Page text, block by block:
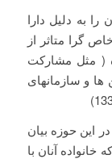
به دلیل دارا
گرا متاثر از
( مثل مشارکت
و سازمانهای
خود در این حوزه بیان
آنان با